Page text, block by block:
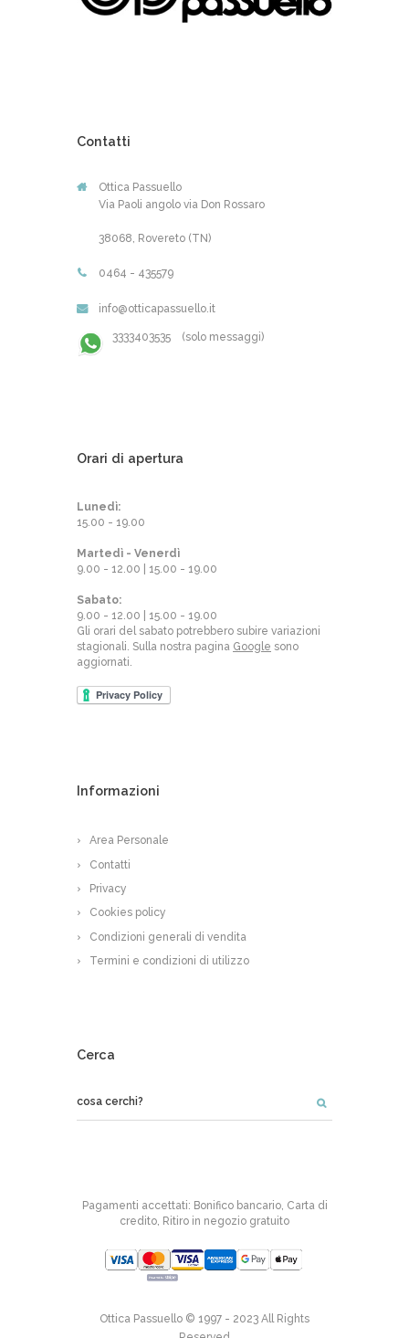
Contatti
Ottica Passuello
Via Paoli angolo via Don Rossaro
38068, Rovereto (TN)
0464 - 435579
info@otticapassuello.it
3333403535 (solo messaggi)
Orari di apertura
Lunedì:
15.00 - 19.00
Martedì - Venerdì
9.00 - 12.00 | 15.00 - 19.00
Sabato:
9.00 - 12.00 | 15.00 - 19.00
Gli orari del sabato potrebbero subire variazioni
stagionali. Sulla nostra pagina Google sono
aggiornati.
Informazioni
Area Personale
Contatti
Privacy
Cookies policy
Condizioni generali di vendita
Termini e condizioni di utilizzo
Cerca
Pagamenti accettati: Bonifico bancario, Carta di
credito, Ritiro in negozio gratuito
Ottica Passuello © 1997 - 2023 All Rights